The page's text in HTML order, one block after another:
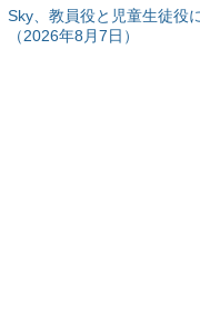
Sky、教員役と児童生徒役
（2026年8月7日）